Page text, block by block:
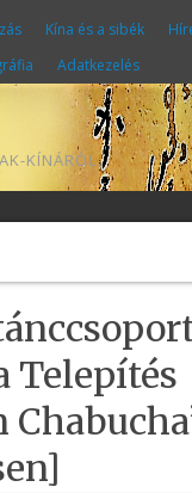
Kína és a sibék
Adatkezelés
KÍNÁRÓL
Telepítés